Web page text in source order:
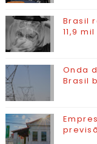
Brasil
11,9
Onda
Brasil